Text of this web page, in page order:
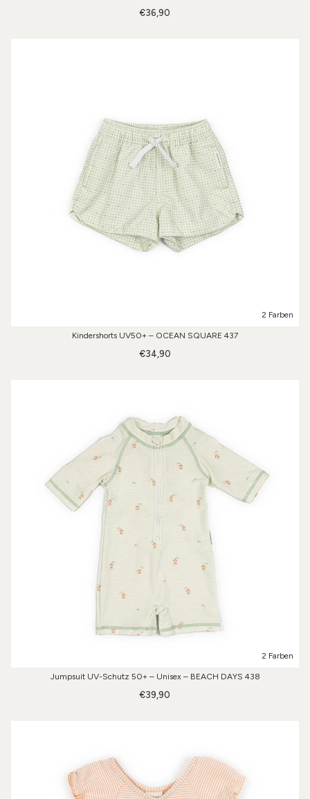
€36,90
2 Farben
Kindershorts UV50+ – OCEAN SQUARE 437
€34,90
2 Farben
Jumpsuit UV-Schutz 50+ – Unisex – BEACH DAYS 438
€39,90